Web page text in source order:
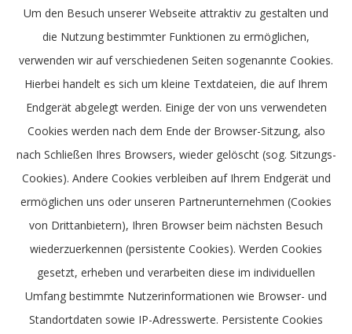
Um den Besuch unserer Webseite attraktiv zu gestalten und
die Nutzung bestimmter Funktionen zu ermöglichen,
verwenden wir auf verschiedenen Seiten sogenannte Cookies.
Hierbei handelt es sich um kleine Textdateien, die auf Ihrem
Endgerät abgelegt werden. Einige der von uns verwendeten
Cookies werden nach dem Ende der Browser-Sitzung, also
nach Schließen Ihres Browsers, wieder gelöscht (sog. Sitzungs-
Cookies). Andere Cookies verbleiben auf Ihrem Endgerät und
ermöglichen uns oder unseren Partnerunternehmen (Cookies
von Drittanbietern), Ihren Browser beim nächsten Besuch
wiederzuerkennen (persistente Cookies). Werden Cookies
gesetzt, erheben und verarbeiten diese im individuellen
Umfang bestimmte Nutzerinformationen wie Browser- und
Standortdaten sowie IP-Adresswerte. Persistente Cookies